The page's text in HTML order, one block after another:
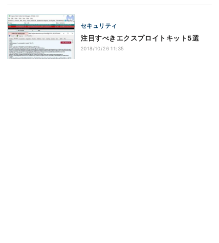
セキュリティ
注目すべきエクスプロイトキット5選
2018/10/26 11:35